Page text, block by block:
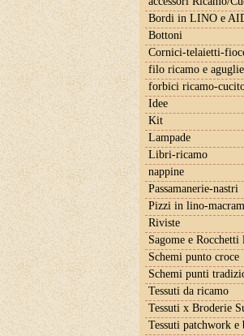
Bordi in LINO e
Bottoni
Cornici-telaietti-
filo ricamo e
forbici ricamo-
Idee
Kit
Lampade
Libri-ricamo
nappine
Passamanerie-nastri
Pizzi in lino-
Riviste
Sagome e Rocchetti
Schemi punto croce
Schemi punti
Tessuti da ricamo
Tessuti x Broderie
Tessuti patchwork e